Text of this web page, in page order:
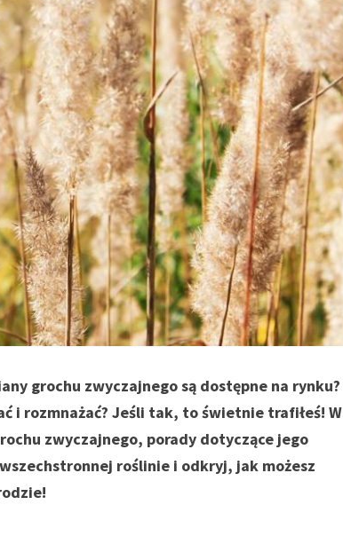
grochu zwyczajnego są dostępne na rynku?
i rozmnażać? Jeśli tak, to świetnie trafiłeś! W
zwyczajnego, porady dotyczące jego
roślinie i odkryj, jak możesz